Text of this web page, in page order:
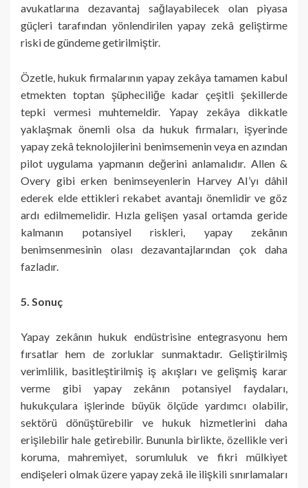
avukatlarına dezavantaj sağlayabilecek olan piyasa
güçleri tarafından yönlendirilen yapay zekâ geliştirme
riski de gündeme getirilmiştir.
Özetle, hukuk firmalarının yapay zekâya tamamen kabul
etmekten toptan şüpheciliğe kadar çeşitli şekillerde
tepki vermesi muhtemeldir. Yapay zekâya dikkatle
yaklaşmak önemli olsa da hukuk firmaları, işyerinde
yapay zekâ teknolojilerini benimsemenin veya en azından
pilot uygulama yapmanın değerini anlamalıdır. Allen &
Overy gibi erken benimseyenlerin Harvey AI’yı dâhil
ederek elde ettikleri rekabet avantajı önemlidir ve göz
ardı edilmemelidir. Hızla gelişen yasal ortamda geride
kalmanın potansiyel riskleri, yapay zekânın
benimsenmesinin olası dezavantajlarından çok daha
fazladır.
5. Sonuç
Yapay zekânın hukuk endüstrisine entegrasyonu hem
fırsatlar hem de zorluklar sunmaktadır. Geliştirilmiş
verimlilik, basitleştirilmiş iş akışları ve gelişmiş karar
verme gibi yapay zekânın potansiyel faydaları,
hukukçulara işlerinde büyük ölçüde yardımcı olabilir,
sektörü dönüştürebilir ve hukuk hizmetlerini daha
erişilebilir hale getirebilir. Bununla birlikte, özellikle veri
koruma, mahremiyet, sorumluluk ve fikri mülkiyet
endişeleri olmak üzere yapay zekâ ile ilişkili sınırlamaları